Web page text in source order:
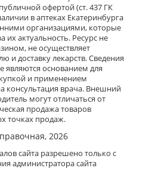
офертой (ст. 437 ГК
в аптеках Екатеринбурга
организациями, которые
их актуальность. Ресурс не
не осуществляет
и доставку лекарств. Сведения
являются основанием для
и применением
консультация врача. Внешний
могут отличаться от
продажа товаров
точках продаж.
2026
сайта разрешено только с
администратора сайта